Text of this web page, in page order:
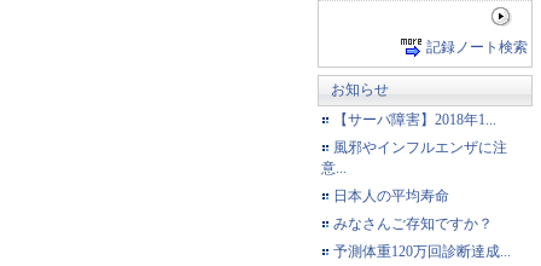
記録ノート検索
お知らせ
【サーバ障害】2018年1...
風邪やインフルエンザに注
意...
日本人の平均寿命
みなさんご存知ですか？
予測体重120万回診断達成...